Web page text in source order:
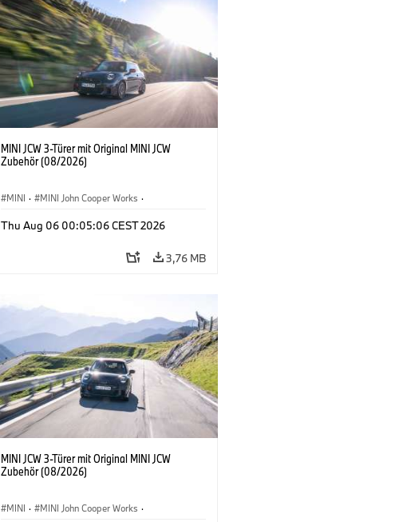
MINI JCW 3-Türer mit Original MINI JCW
Zubehör (08/2026)
MINI · MINI John Cooper Works ·
Sonderausstattungen, Zubehör
Thu Aug 06 00:05:06 CEST 2026
3,76 MB
MINI JCW 3-Türer mit Original MINI JCW
Zubehör (08/2026)
MINI · MINI John Cooper Works ·